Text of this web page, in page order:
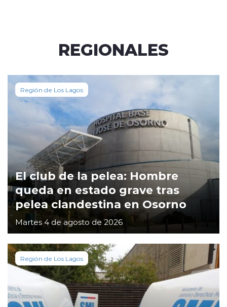
REGIONALES
Región de Los Lagos
El club de la pelea: Hombre
queda en estado grave tras
pelea clandestina en Osorno
Martes 4 de agosto de 2026
Región de Los Lagos